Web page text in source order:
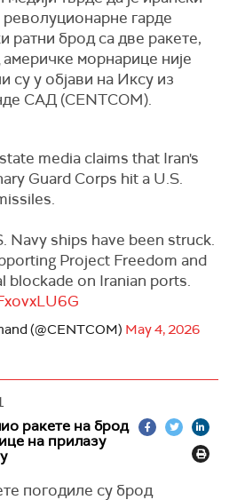
Арапских
трговинске операције
саопштила је раније
непознатим пројектилима
78 наутичких миља
гарде
ратни брод са две ракете,
америчке морнарице није
су у објави на Иксу из
САД (CENTCOM).
media claims that Iran's
Guard Corps hit a U.S.
Navy ships have been struck.
Project Freedom and
blockade on Iranian ports.
(@CENTCOM) May 4, 2026
ракете на брод
на прилазу
погодиле су брод